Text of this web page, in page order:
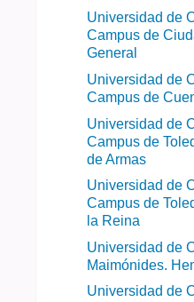
Universidad de
Campus de
General
Universidad de
Campus de
Universidad de
Campus de
de Armas
Universidad de
Campus de
la Reina
Universidad de
Maimónides.
Universidad de